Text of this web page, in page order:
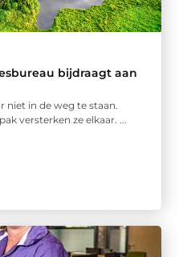
bijdraagt aan
niet in de weg te staan.
versterken ze elkaar. ...